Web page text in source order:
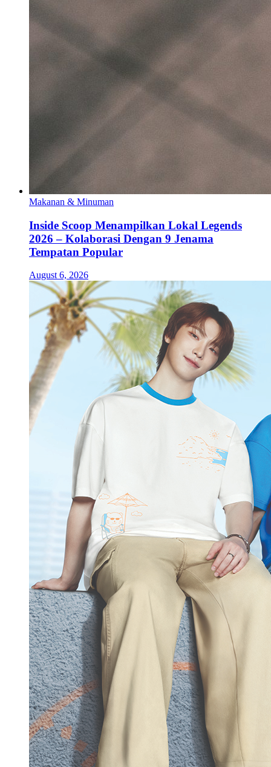
Makanan & Minuman
Inside Scoop Menampilkan Lokal Legends
2026 – Kolaborasi Dengan 9 Jenama
Tempatan Popular
August 6, 2026